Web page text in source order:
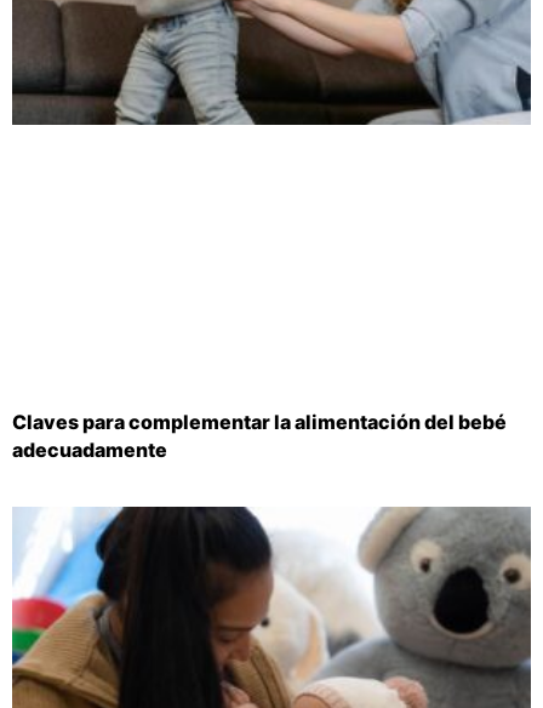
Claves para complementar la alimentación del bebé
adecuadamente